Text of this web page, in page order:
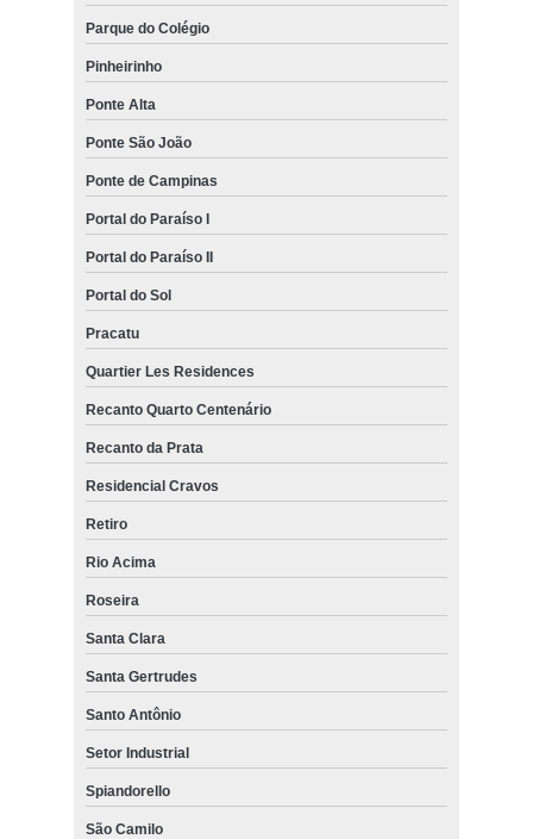
Parque do Colégio
Pinheirinho
Ponte Alta
Ponte São João
Ponte de Campinas
Portal do Paraíso I
Portal do Paraíso II
Portal do Sol
Pracatu
Quartier Les Residences
Recanto Quarto Centenário
Recanto da Prata
Residencial Cravos
Retiro
Rio Acima
Roseira
Santa Clara
Santa Gertrudes
Santo Antônio
Setor Industrial
Spiandorello
São Camilo